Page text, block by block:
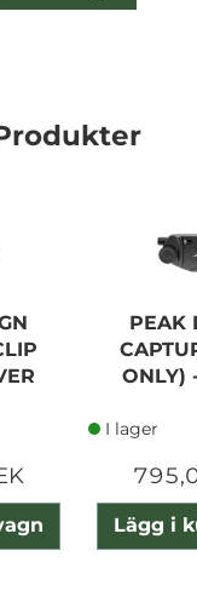
PEAK
ONLY)
I lager
Lägg i